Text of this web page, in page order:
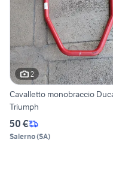
2
Cavalletto monobraccio
Triumph
50 €
Salerno(SA)